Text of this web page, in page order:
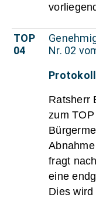
TOP
04
Nr. 02
Ratsherr
zum TOP
fragt
eine
Dies